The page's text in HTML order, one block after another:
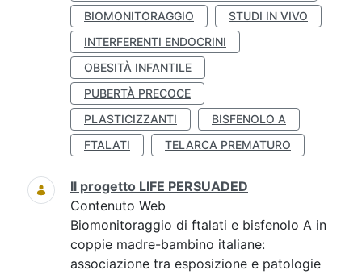
BIOMONITORAGGIO
STUDI IN VIVO
INTERFERENTI ENDOCRINI
OBESITÀ INFANTILE
PUBERTÀ PRECOCE
PLASTICIZZANTI
BISFENOLO A
FTALATI
TELARCA PREMATURO
Il progetto LIFE PERSUADED
Contenuto Web
Biomonitoraggio di ftalati e bisfenolo A in
coppie madre-bambino italiane:
associazione tra esposizione e patologie